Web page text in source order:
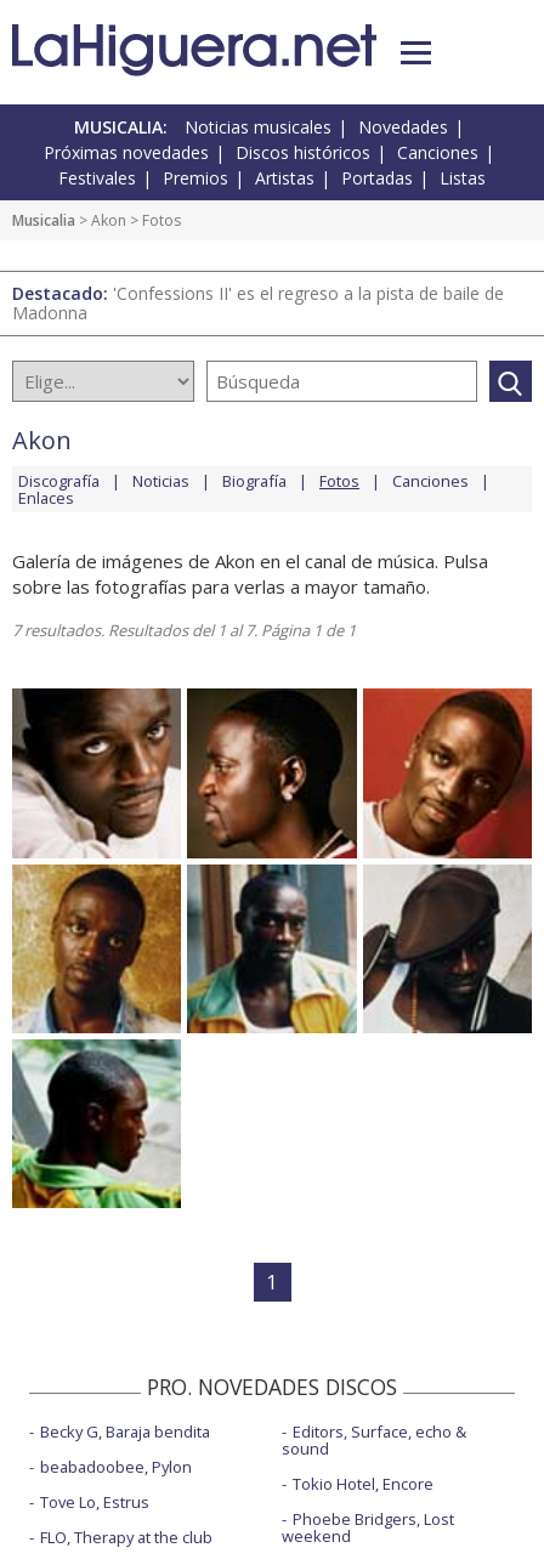
MUSICALIA: Noticias musicales
Novedades
Próximas novedades
Discos históricos
Canciones
Festivales
Premios Artistas Portadas Listas
Musicalia >Akon > Fotos
Destacado: 'Confessions II' es el regreso a la pista de baile de
Madonna
Akon
Discografía Noticias Biografía Fotos Canciones
Enlaces
Galería de imágenes de Akon en el canal de música. Pulsa
sobre las fotografías para verlas a mayor tamaño.
7 resultados. Resultados del 1 al 7. Página 1 de 1
1
PRO. NOVEDADES DISCOS
Becky G, Baraja bendita
beabadoobee, Pylon
Tove Lo, Estrus
FLO, Therapy at the club
Editors, Surface, echo &
sound
Tokio Hotel, Encore
Phoebe Bridgers, Lost
weekend